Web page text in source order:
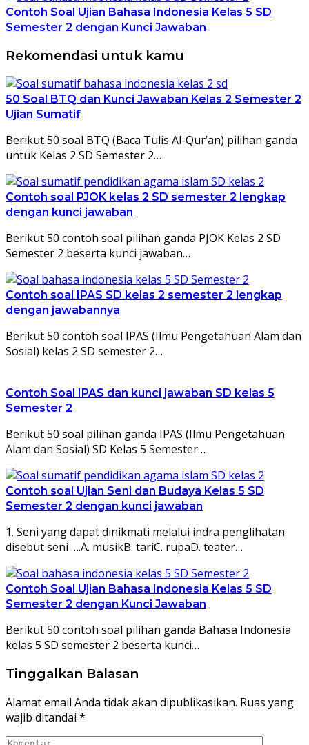
Contoh Soal Ujian Bahasa Indonesia Kelas 5 SD
Semester 2 dengan Kunci Jawaban
Rekomendasi untuk kamu
50 Soal BTQ dan Kunci Jawaban Kelas 2 Semester 2
Ujian Sumatif
Berikut 50 soal BTQ (Baca Tulis Al-Qur’an) pilihan ganda
untuk Kelas 2 SD Semester 2…
Contoh soal PJOK kelas 2 SD semester 2 lengkap
dengan kunci jawaban
Berikut 50 contoh soal pilihan ganda PJOK Kelas 2 SD
Semester 2 beserta kunci jawaban…
Contoh soal IPAS SD kelas 2 semester 2 lengkap
dengan jawabannya
Berikut 50 contoh soal IPAS (Ilmu Pengetahuan Alam dan
Sosial) kelas 2 SD semester 2…
Contoh Soal IPAS dan kunci jawaban SD kelas 5
Semester 2
Berikut 50 soal pilihan ganda IPAS (Ilmu Pengetahuan
Alam dan Sosial) SD Kelas 5 Semester…
Contoh soal Ujian Seni dan Budaya Kelas 5 SD
Semester 2 dengan kunci jawaban
1. Seni yang dapat dinikmati melalui indra penglihatan
disebut seni ….A. musikB. tariC. rupaD. teater…
Contoh Soal Ujian Bahasa Indonesia Kelas 5 SD
Semester 2 dengan Kunci Jawaban
Berikut 50 contoh soal pilihan ganda Bahasa Indonesia
kelas 5 SD semester 2 beserta kunci…
Tinggalkan Balasan
Alamat email Anda tidak akan dipublikasikan. Ruas yang
wajib ditandai *